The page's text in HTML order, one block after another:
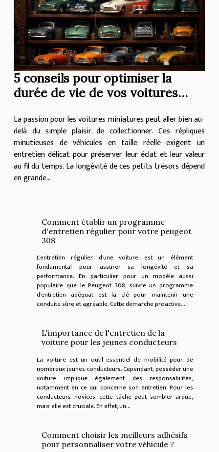
5 conseils pour optimiser la
durée de vie de vos voitures
La passion pour les voitures miniatures peut aller bien au-
delà du simple plaisir de collectionner. Ces répliques
minutieuses de véhicules en taille réelle exigent un
entretien délicat pour préserver leur éclat et leur valeur
au fil du temps. La longévité de ces petits trésors dépend
en grande...
Comment établir un programme
d'entretien régulier pour votre peugeot
308
L'entretien régulier d'une voiture est un élément
fondamental pour assurer sa longévité et sa
performance. En particulier pour un modèle aussi
populaire que le Peugeot 308, suivre un programme
d'entretien adéquat est la clé pour maintenir une
conduite sûre et agréable. Cette démarche proactive...
L'importance de l'entretien de la
voiture pour les jeunes conducteurs
La voiture est un outil essentiel de mobilité pour de
nombreux jeunes conducteurs. Cependant, posséder une
voiture implique également des responsabilités,
notamment en ce qui concerne son entretien. Pour les
conducteurs novices, cette tâche peut sembler ardue,
mais elle est cruciale. En effet, un...
Comment choisir les meilleurs adhésifs
pour personnaliser votre véhicule ?